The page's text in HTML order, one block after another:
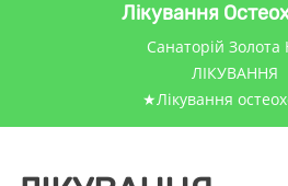
Лікування
Санаторій Золота
ЛІКУВАННЯ
★Лікування